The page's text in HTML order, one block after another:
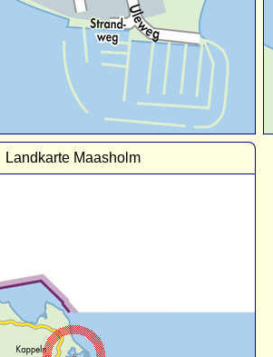
Landkarte Maasholm